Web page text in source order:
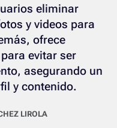
eliminar
y videos para
ofrece
evitar ser
asegurando un
y contenido.
LIROLA